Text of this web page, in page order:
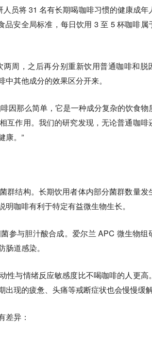
员将 31 名有长期喝咖啡习惯的健康成年
安全局标准，每日饮用 3 至 5 杯咖啡属
周，之后再分别重新饮用普通咖啡和脱
中其他成分的效果区分开来。
因那么简单，它是一种成分复杂的饮食物
互作用。我们的研究发现，无论普通咖啡
康。”
群结构。长期饮用者体内部分菌群数量发
咖啡有利于特定有益微生物生长。
参与胆汁酸合成。爱尔兰 APC 微生物组
道感染。
性与情绪反应敏感度比不喝咖啡的人更高
现的疲惫、头痛等戒断症状也会慢慢缓解
差异：